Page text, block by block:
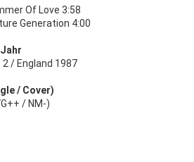
Of Love 3:58
Generation 4:00
/ England 1987
/ Cover)
/ NM-)